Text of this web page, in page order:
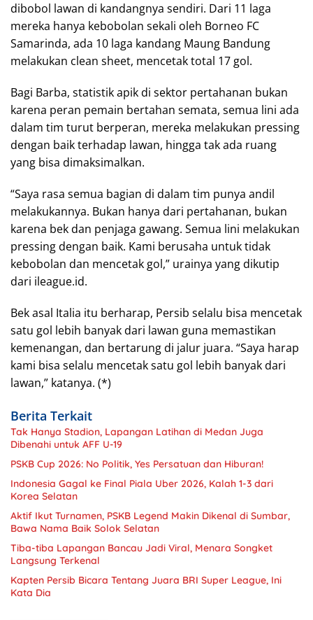
dibobol lawan di kandangnya sendiri. Dari 11 laga
mereka hanya kebobolan sekali oleh Borneo FC
Samarinda, ada 10 laga kandang Maung Bandung
melakukan clean sheet, mencetak total 17 gol.
Bagi Barba, statistik apik di sektor pertahanan bukan
karena peran pemain bertahan semata, semua lini ada
dalam tim turut berperan, mereka melakukan pressing
dengan baik terhadap lawan, hingga tak ada ruang
yang bisa dimaksimalkan.
“Saya rasa semua bagian di dalam tim punya andil
melakukannya. Bukan hanya dari pertahanan, bukan
karena bek dan penjaga gawang. Semua lini melakukan
pressing dengan baik. Kami berusaha untuk tidak
kebobolan dan mencetak gol,” urainya yang dikutip
dari ileague.id.
Bek asal Italia itu berharap, Persib selalu bisa mencetak
satu gol lebih banyak dari lawan guna memastikan
kemenangan, dan bertarung di jalur juara. “Saya harap
kami bisa selalu mencetak satu gol lebih banyak dari
lawan,” katanya. (*)
Berita Terkait
Tak Hanya Stadion, Lapangan Latihan di Medan Juga
Dibenahi untuk AFF U-19
PSKB Cup 2026: No Politik, Yes Persatuan dan Hiburan!
Indonesia Gagal ke Final Piala Uber 2026, Kalah 1-3 dari
Korea Selatan
Aktif Ikut Turnamen, PSKB Legend Makin Dikenal di Sumbar,
Bawa Nama Baik Solok Selatan
Tiba-tiba Lapangan Bancau Jadi Viral, Menara Songket
Langsung Terkenal
Kapten Persib Bicara Tentang Juara BRI Super League, Ini
Kata Dia